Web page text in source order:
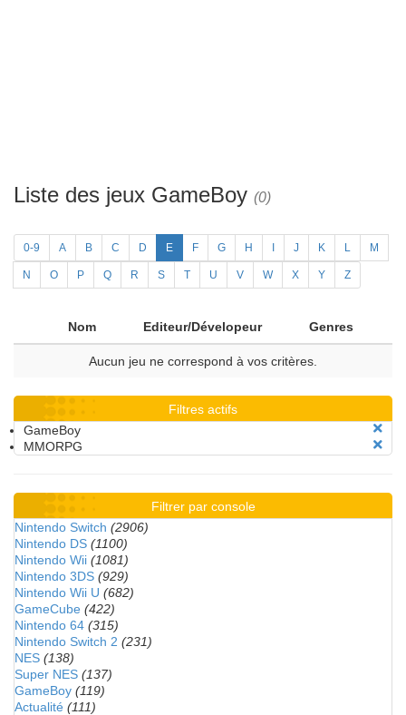
Liste des jeux GameBoy (0)
0-9 A B C D E F G H J K L M
N O P Q R S T U V W X Y Z
Nom Editeur/Dévelopeur Genres
Aucun jeu ne correspond à vos critères.
Filtres actifs
GameBoy
MMORPG
Filtrer par console
Nintendo Switch (2906)
Nintendo DS (1100)
Nintendo Wii (1081)
Nintendo 3DS (929)
Nintendo Wii U (682)
GameCube (422)
Nintendo 64 (315)
Nintendo Switch 2 (231)
NES (138)
Super NES (137)
GameBoy (119)
Actualité (111)